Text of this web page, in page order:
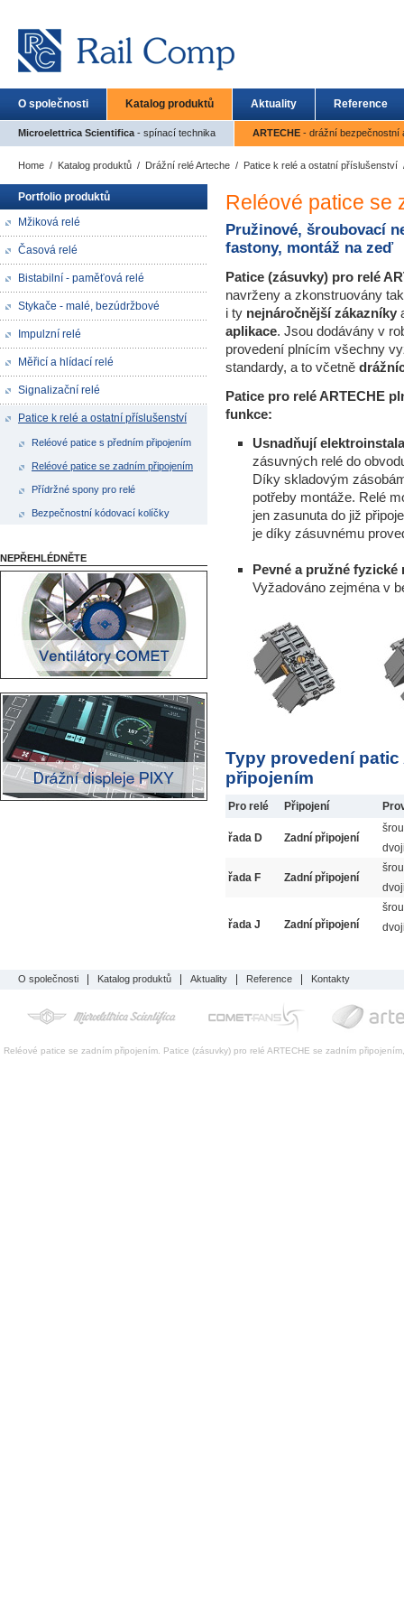
O společnosti Katalog produktů Aktuality Reference
Microelettrica Scientifica - spínací technika ARTECHE - drážní bezpečnostní
Home / Katalog produktů / Drážní relé Arteche / Patice k relé a ostatní příslušenství
Portfolio produktů
Mžiková relé
Časová relé
Bistabilní - paměťová relé
Stykače - malé, bezúdržbové
Impulzní relé
Měřicí a hlídací relé
Signalizační relé
Patice k relé a ostatní příslušenství
Reléové patice s předním připojením
Reléové patice se zadním připojením
Přídržné spony pro relé
Bezpečnostní kódovací kolíčky
NEPŘEHLÉDNĚTE
Reléové patice se
Pružinové, šroubovací
fastony, montáž na zeď
Patice (zásuvky) pro relé
navrženy a zkonstruovány
i ty nejnáročnější zákazníky
aplikace. Jsou dodávány v
provedení plnícím všechny
standardy, a to včetně
Patice pro relé ARTECHE
funkce:
Usnadňují
zásuvných relé do
Díky skladovým
potřeby montáže. Relé
jen zasunuta do již
je díky zásuvnému
Pevné a pružné
Vyžadováno zejména v
Typy provedení patic
připojením
Pro relé Připojení
řada D Zadní připojení
řada F Zadní připojení
řada J Zadní připojení
O společnosti Katalog produktů Aktuality Reference Kontakty
Reléové patice se zadním připojením. Patice (zásuvky) pro relé ARTECHE se zadním